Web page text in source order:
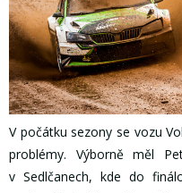
V počátku sezony se vozu
problémy. Výborně měl
v Sedlčanech, kde do